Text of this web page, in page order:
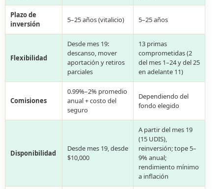
Plazo de
inversión
5–25 años (vitalicio) 5–25 años
Flexibilidad
Desde mes 19:
descanso, mover
aportación y retiros
parciales
13 primas
comprometidas (2
del mes 1–24 y del 25
en adelante 11)
Comisiones
0.99%–2% promedio
anual + costo del
seguro
Dependiendo del
fondo elegido
Disponibilidad
Desde mes 19, desde
$10,000
A partir del mes 19
(15 UDIS),
reinversión; tope 5–
9% anual;
rendimiento mínimo
a inflación